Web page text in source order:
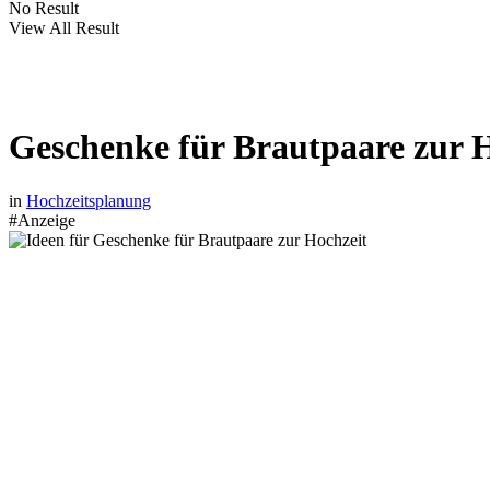
No Result
View All Result
Geschenke für Brautpaare zur
in Hochzeitsplanung
#Anzeige